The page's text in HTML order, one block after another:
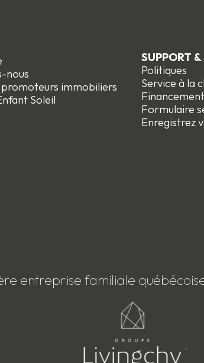
nous
immobiliers
Soleil
SUPPORT &
Politiques
Service à la
Financement
Formulaire
Enregistrez
entreprise familiale